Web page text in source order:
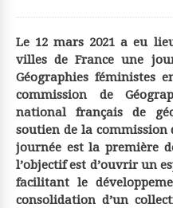
Le 12 mars 2021 a eu
villes de France une
Géographies féministes
commission de
national français de
soutien de la commission
journée est la première
l’objectif est d’ouvrir un
facilitant le
consolidation d’un